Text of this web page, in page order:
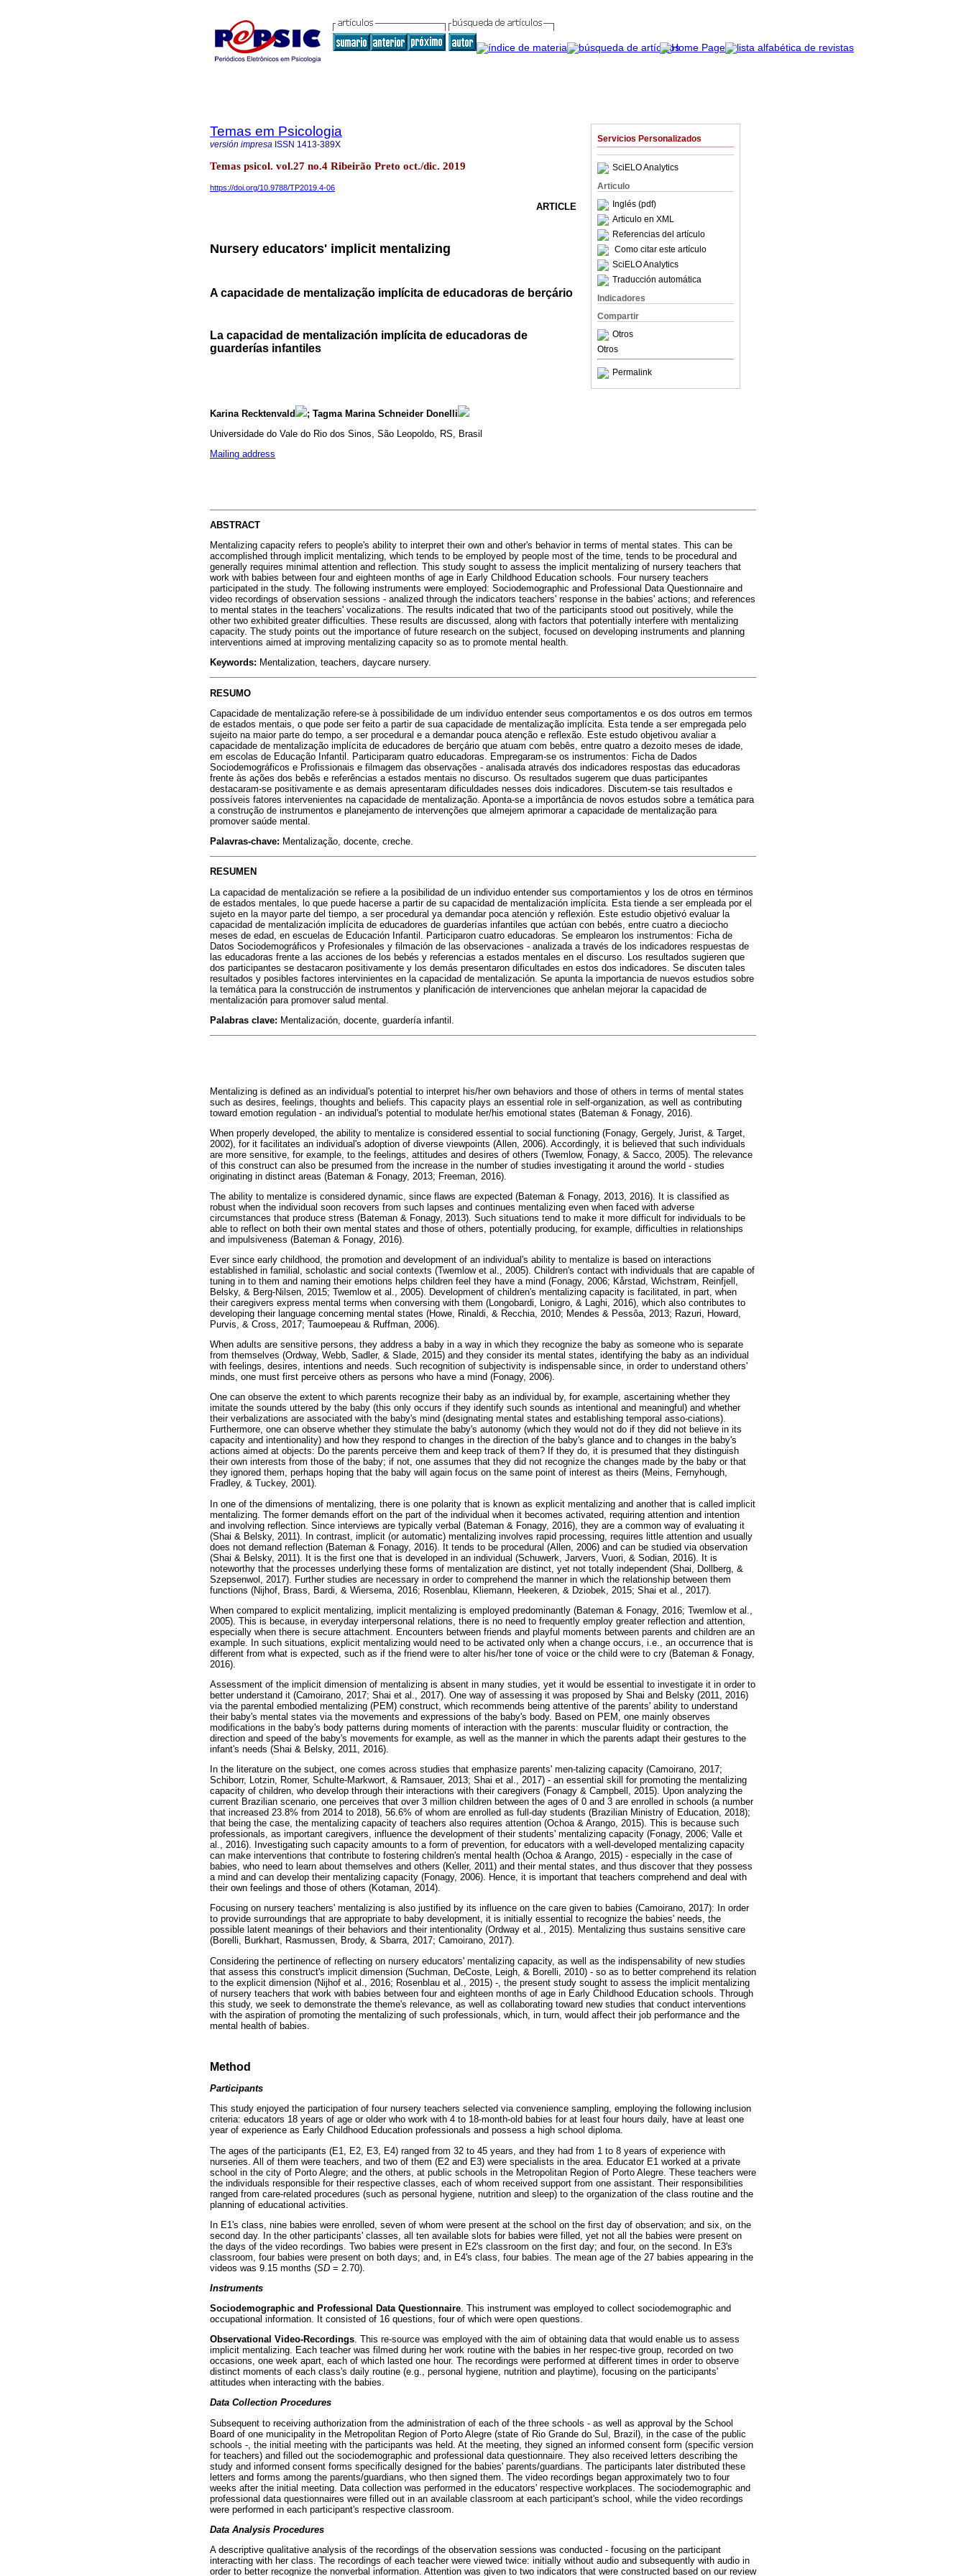
Servicios Personalizados
SciELO Analytics
Articulo
Inglés (pdf)
Articulo en XML
Referencias del artículo
Como citar este artículo
SciELO Analytics
Traducción automática
Indicadores
Compartir
Otros
Otros
Permalink
Temas em Psicologia
versión impresa ISSN 1413-389X
Temas psicol. vol.27 no.4 Ribeirão Preto oct./dic. 2019
https://doi.org/10.9788/TP2019.4-06
ARTICLE
Nursery educators' implicit mentalizing
A capacidade de mentalização implícita de educadoras de berçário
La capacidad de mentalización implícita de educadoras de
guarderías infantiles
Karina Recktenvald
; Tagma Marina Schneider Donelli
Universidade do Vale do Rio dos Sinos, São Leopoldo, RS, Brasil
Mailing address
ABSTRACT
Mentalizing capacity refers to people's ability to interpret their own and other's behavior in terms of mental states. This can be
accomplished through implicit mentalizing, which tends to be employed by people most of the time, tends to be procedural and
generally requires minimal attention and reflection. This study sought to assess the implicit mentalizing of nursery teachers that
work with babies between four and eighteen months of age in Early Childhood Education schools. Four nursery teachers
participated in the study. The following instruments were employed: Sociodemographic and Professional Data Questionnaire and
video recordings of observation sessions - analized through the indicators teachers' response in the babies' actions; and references
to mental states in the teachers' vocalizations. The results indicated that two of the participants stood out positively, while the
other two exhibited greater difficulties. These results are discussed, along with factors that potentially interfere with mentalizing
capacity. The study points out the importance of future research on the subject, focused on developing instruments and planning
interventions aimed at improving mentalizing capacity so as to promote mental health.
Keywords: Mentalization, teachers, daycare nursery.
RESUMO
Capacidade de mentalização refere-se à possibilidade de um indivíduo entender seus comportamentos e os dos outros em termos
de estados mentais, o que pode ser feito a partir de sua capacidade de mentalização implícita. Esta tende a ser empregada pelo
sujeito na maior parte do tempo, a ser procedural e a demandar pouca atenção e reflexão. Este estudo objetivou avaliar a
capacidade de mentalização implícita de educadores de berçário que atuam com bebês, entre quatro a dezoito meses de idade,
em escolas de Educação Infantil. Participaram quatro educadoras. Empregaram-se os instrumentos: Ficha de Dados
Sociodemográficos e Profissionais e filmagem das observações - analisada através dos indicadores respostas das educadoras
frente às ações dos bebês e referências a estados mentais no discurso. Os resultados sugerem que duas participantes
destacaram-se positivamente e as demais apresentaram dificuldades nesses dois indicadores. Discutem-se tais resultados e
possíveis fatores intervenientes na capacidade de mentalização. Aponta-se a importância de novos estudos sobre a temática para
a construção de instrumentos e planejamento de intervenções que almejem aprimorar a capacidade de mentalização para
promover saúde mental.
Palavras-chave: Mentalização, docente, creche.
RESUMEN
La capacidad de mentalización se refiere a la posibilidad de un individuo entender sus comportamientos y los de otros en términos
de estados mentales, lo que puede hacerse a partir de su capacidad de mentalización implícita. Esta tiende a ser empleada por el
sujeto en la mayor parte del tiempo, a ser procedural ya demandar poca atención y reflexión. Este estudio objetivó evaluar la
capacidad de mentalización implícita de educadores de guarderías infantiles que actúan con bebés, entre cuatro a dieciocho
meses de edad, en escuelas de Educación Infantil. Participaron cuatro educadoras. Se emplearon los instrumentos: Ficha de
Datos Sociodemográficos y Profesionales y filmación de las observaciones - analizada a través de los indicadores respuestas de
las educadoras frente a las acciones de los bebés y referencias a estados mentales en el discurso. Los resultados sugieren que
dos participantes se destacaron positivamente y los demás presentaron dificultades en estos dos indicadores. Se discuten tales
resultados y posibles factores intervinientes en la capacidad de mentalización. Se apunta la importancia de nuevos estudios sobre
la temática para la construcción de instrumentos y planificación de intervenciones que anhelan mejorar la capacidad de
mentalización para promover salud mental.
Palabras clave: Mentalización, docente, guardería infantil.
Mentalizing is defined as an individual's potential to interpret his/her own behaviors and those of others in terms of mental states
such as desires, feelings, thoughts and beliefs. This capacity plays an essential role in self-organization, as well as contributing
toward emotion regulation - an individual's potential to modulate her/his emotional states (Bateman & Fonagy, 2016).
When properly developed, the ability to mentalize is considered essential to social functioning (Fonagy, Gergely, Jurist, & Target,
2002), for it facilitates an individual's adoption of diverse viewpoints (Allen, 2006). Accordingly, it is believed that such individuals
are more sensitive, for example, to the feelings, attitudes and desires of others (Twemlow, Fonagy, & Sacco, 2005). The relevance
of this construct can also be presumed from the increase in the number of studies investigating it around the world - studies
originating in distinct areas (Bateman & Fonagy, 2013; Freeman, 2016).
The ability to mentalize is considered dynamic, since flaws are expected (Bateman & Fonagy, 2013, 2016). It is classified as
robust when the individual soon recovers from such lapses and continues mentalizing even when faced with adverse
circumstances that produce stress (Bateman & Fonagy, 2013). Such situations tend to make it more difficult for individuals to be
able to reflect on both their own mental states and those of others, potentially producing, for example, difficulties in relationships
and impulsiveness (Bateman & Fonagy, 2016).
Ever since early childhood, the promotion and development of an individual's ability to mentalize is based on interactions
established in familial, scholastic and social contexts (Twemlow et al., 2005). Children's contact with individuals that are capable of
tuning in to them and naming their emotions helps children feel they have a mind (Fonagy, 2006; Kårstad, Wichstrøm, Reinfjell,
Belsky, & Berg-Nilsen, 2015; Twemlow et al., 2005). Development of children's mentalizing capacity is facilitated, in part, when
their caregivers express mental terms when conversing with them (Longobardi, Lonigro, & Laghi, 2016), which also contributes to
developing their language concerning mental states (Howe, Rinaldi, & Recchia, 2010; Mendes & Pessôa, 2013; Razuri, Howard,
Purvis, & Cross, 2017; Taumoepeau & Ruffman, 2006).
When adults are sensitive persons, they address a baby in a way in which they recognize the baby as someone who is separate
from themselves (Ordway, Webb, Sadler, & Slade, 2015) and they consider its mental states, identifying the baby as an individual
with feelings, desires, intentions and needs. Such recognition of subjectivity is indispensable since, in order to understand others'
minds, one must first perceive others as persons who have a mind (Fonagy, 2006).
One can observe the extent to which parents recognize their baby as an individual by, for example, ascertaining whether they
imitate the sounds uttered by the baby (this only occurs if they identify such sounds as intentional and meaningful) and whether
their verbalizations are associated with the baby's mind (designating mental states and establishing temporal asso-ciations).
Furthermore, one can observe whether they stimulate the baby's autonomy (which they would not do if they did not believe in its
capacity and intentionality) and how they respond to changes in the direction of the baby's glance and to changes in the baby's
actions aimed at objects: Do the parents perceive them and keep track of them? If they do, it is presumed that they distinguish
their own interests from those of the baby; if not, one assumes that they did not recognize the changes made by the baby or that
they ignored them, perhaps hoping that the baby will again focus on the same point of interest as theirs (Meins, Fernyhough,
Fradley, & Tuckey, 2001).
In one of the dimensions of mentalizing, there is one polarity that is known as explicit mentalizing and another that is called implicit
mentalizing. The former demands effort on the part of the individual when it becomes activated, requiring attention and intention
and involving reflection. Since interviews are typically verbal (Bateman & Fonagy, 2016), they are a common way of evaluating it
(Shai & Belsky, 2011). In contrast, implicit (or automatic) mentalizing involves rapid processing, requires little attention and usually
does not demand reflection (Bateman & Fonagy, 2016). It tends to be procedural (Allen, 2006) and can be studied via observation
(Shai & Belsky, 2011). It is the first one that is developed in an individual (Schuwerk, Jarvers, Vuori, & Sodian, 2016). It is
noteworthy that the processes underlying these forms of mentalization are distinct, yet not totally independent (Shai, Dollberg, &
Szepsenwol, 2017). Further studies are necessary in order to comprehend the manner in which the relationship between them
functions (Nijhof, Brass, Bardi, & Wiersema, 2016; Rosenblau, Kliemann, Heekeren, & Dziobek, 2015; Shai et al., 2017).
When compared to explicit mentalizing, implicit mentalizing is employed predominantly (Bateman & Fonagy, 2016; Twemlow et al.,
2005). This is because, in everyday interpersonal relations, there is no need to frequently employ greater reflection and attention,
especially when there is secure attachment. Encounters between friends and playful moments between parents and children are an
example. In such situations, explicit mentalizing would need to be activated only when a change occurs, i.e., an occurrence that is
different from what is expected, such as if the friend were to alter his/her tone of voice or the child were to cry (Bateman & Fonagy,
2016).
Assessment of the implicit dimension of mentalizing is absent in many studies, yet it would be essential to investigate it in order to
better understand it (Camoirano, 2017; Shai et al., 2017). One way of assessing it was proposed by Shai and Belsky (2011, 2016)
via the parental embodied mentalizing (PEM) construct, which recommends being attentive of the parents' ability to understand
their baby's mental states via the movements and expressions of the baby's body. Based on PEM, one mainly observes
modifications in the baby's body patterns during moments of interaction with the parents: muscular fluidity or contraction, the
direction and speed of the baby's movements for example, as well as the manner in which the parents adapt their gestures to the
infant's needs (Shai & Belsky, 2011, 2016).
In the literature on the subject, one comes across studies that emphasize parents' men-talizing capacity (Camoirano, 2017;
Schiborr, Lotzin, Romer, Schulte-Markwort, & Ramsauer, 2013; Shai et al., 2017) - an essential skill for promoting the mentalizing
capacity of children, who develop through their interactions with their caregivers (Fonagy & Campbell, 2015). Upon analyzing the
current Brazilian scenario, one perceives that over 3 million children between the ages of 0 and 3 are enrolled in schools (a number
that increased 23.8% from 2014 to 2018), 56.6% of whom are enrolled as full-day students (Brazilian Ministry of Education, 2018);
that being the case, the mentalizing capacity of teachers also requires attention (Ochoa & Arango, 2015). This is because such
professionals, as important caregivers, influence the development of their students' mentalizing capacity (Fonagy, 2006; Valle et
al., 2016). Investigating such capacity amounts to a form of prevention, for educators with a well-developed mentalizing capacity
can make interventions that contribute to fostering children's mental health (Ochoa & Arango, 2015) - especially in the case of
babies, who need to learn about themselves and others (Keller, 2011) and their mental states, and thus discover that they possess
a mind and can develop their mentalizing capacity (Fonagy, 2006). Hence, it is important that teachers comprehend and deal with
their own feelings and those of others (Kotaman, 2014).
Focusing on nursery teachers' mentalizing is also justified by its influence on the care given to babies (Camoirano, 2017): In order
to provide surroundings that are appropriate to baby development, it is initially essential to recognize the babies' needs, the
possible latent meanings of their behaviors and their intentionality (Ordway et al., 2015). Mentalizing thus sustains sensitive care
(Borelli, Burkhart, Rasmussen, Brody, & Sbarra, 2017; Camoirano, 2017).
Considering the pertinence of reflecting on nursery educators' mentalizing capacity, as well as the indispensability of new studies
that assess this construct's implicit dimension (Suchman, DeCoste, Leigh, & Borelli, 2010) - so as to better comprehend its relation
to the explicit dimension (Nijhof et al., 2016; Rosenblau et al., 2015) -, the present study sought to assess the implicit mentalizing
of nursery teachers that work with babies between four and eighteen months of age in Early Childhood Education schools. Through
this study, we seek to demonstrate the theme's relevance, as well as collaborating toward new studies that conduct interventions
with the aspiration of promoting the mentalizing of such professionals, which, in turn, would affect their job performance and the
mental health of babies.
Method
Participants
This study enjoyed the participation of four nursery teachers selected via convenience sampling, employing the following inclusion
criteria: educators 18 years of age or older who work with 4 to 18-month-old babies for at least four hours daily, have at least one
year of experience as Early Childhood Education professionals and possess a high school diploma.
The ages of the participants (E1, E2, E3, E4) ranged from 32 to 45 years, and they had from 1 to 8 years of experience with
nurseries. All of them were teachers, and two of them (E2 and E3) were specialists in the area. Educator E1 worked at a private
school in the city of Porto Alegre; and the others, at public schools in the Metropolitan Region of Porto Alegre. These teachers were
the individuals responsible for their respective classes, each of whom received support from one assistant. Their responsibilities
ranged from care-related procedures (such as personal hygiene, nutrition and sleep) to the organization of the class routine and the
planning of educational activities.
In E1's class, nine babies were enrolled, seven of whom were present at the school on the first day of observation; and six, on the
second day. In the other participants' classes, all ten available slots for babies were filled, yet not all the babies were present on
the days of the video recordings. Two babies were present in E2's classroom on the first day; and four, on the second. In E3's
classroom, four babies were present on both days; and, in E4's class, four babies. The mean age of the 27 babies appearing in the
videos was 9.15 months (SD = 2.70).
Instruments
Sociodemographic and Professional Data Questionnaire. This instrument was employed to collect sociodemographic and
occupational information. It consisted of 16 questions, four of which were open questions.
Observational Video-Recordings. This re-source was employed with the aim of obtaining data that would enable us to assess
implicit mentalizing. Each teacher was filmed during her work routine with the babies in her respec-tive group, recorded on two
occasions, one week apart, each of which lasted one hour. The recordings were performed at different times in order to observe
distinct moments of each class's daily routine (e.g., personal hygiene, nutrition and playtime), focusing on the participants'
attitudes when interacting with the babies.
Data Collection Procedures
Subsequent to receiving authorization from the administration of each of the three schools - as well as approval by the School
Board of one municipality in the Metropolitan Region of Porto Alegre (state of Rio Grande do Sul, Brazil), in the case of the public
schools -, the initial meeting with the participants was held. At the meeting, they signed an informed consent form (specific version
for teachers) and filled out the sociodemographic and professional data questionnaire. They also received letters describing the
study and informed consent forms specifically designed for the babies' parents/guardians. The participants later distributed these
letters and forms among the parents/guardians, who then signed them. The video recordings began approximately two to four
weeks after the initial meeting. Data collection was performed in the educators' respective workplaces. The sociodemographic and
professional data questionnaires were filled out in an available classroom at each participant's school, while the video recordings
were performed in each participant's respective classroom.
Data Analysis Procedures
A descriptive qualitative analysis of the recordings of the observation sessions was conducted - focusing on the participant
interacting with her class. The recordings of each teacher were viewed twice: initially without audio and subsequently with audio in
order to better recognize the nonverbal information. Attention was given to two indicators that were constructed based on our review